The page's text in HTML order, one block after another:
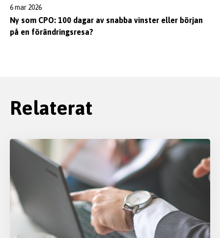
6 mar 2026
Ny som CPO: 100 dagar av snabba vinster eller början
på en förändringsresa?
Relaterat